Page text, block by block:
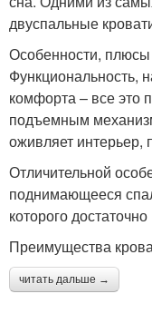
двуспальные
Особенности,
Функциональность,
комфорта – все это
подъемным
оживляет интерьер,
Отличительной
поднимающееся
которого
Преимущества
читать дальше →